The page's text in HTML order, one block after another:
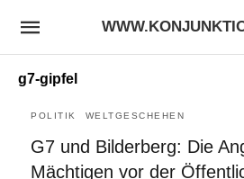
g7-gipfel
POLITIK WELTGESCHEHEN
G7 und Bilderberg: Die
Mächtigen vor der